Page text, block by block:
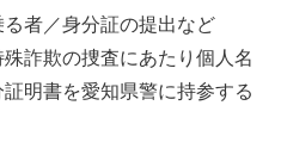
者／身分証の提出など
詐欺の捜査にあたり個人名
明書を愛知県警に持参する